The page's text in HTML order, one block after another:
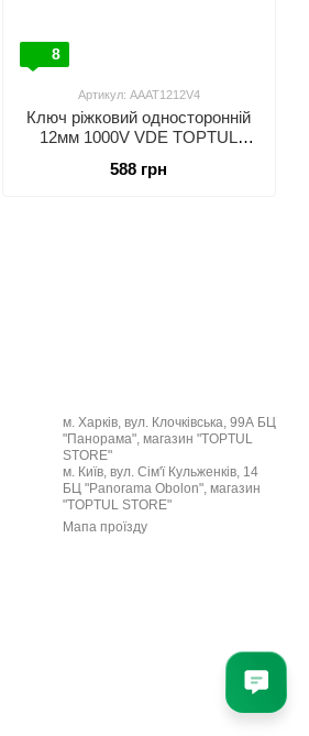
8
Артикул: AAAT1212V4
Ключ ріжковий односторонній
12мм 1000V VDE TOPTUL
588 грн
м. Харків, вул. Клочківська, 99А БЦ
"Панорама", магазин "TOPTUL
STORE"
м. Київ, вул. Сім'ї Кульженків, 14
БЦ "Panorama Obolon", магазин
"TOPTUL STORE"
Мапа проїзду